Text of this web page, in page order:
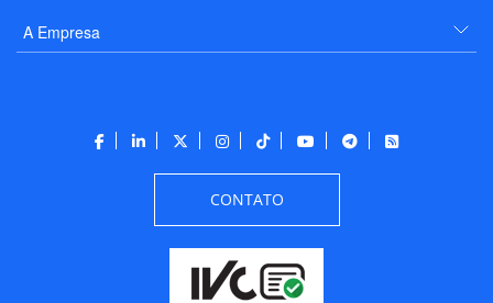
A Empresa
CONTATO